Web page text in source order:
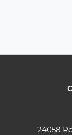
24058